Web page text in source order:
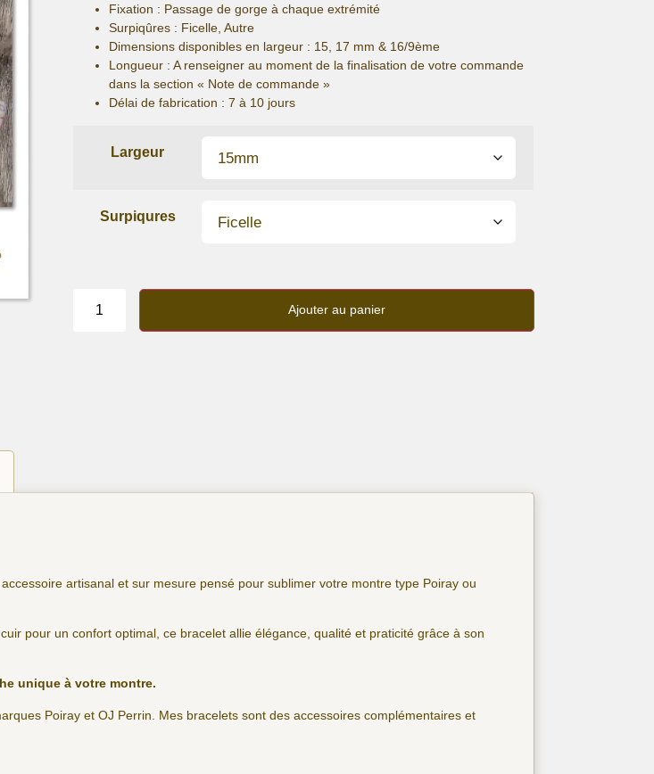
Fixation : Passage de gorge à chaque extrémité
Surpiqûres : Ficelle, Autre
Dimensions disponibles en largeur : 15, 17 mm & 16/9ème
Longueur : A renseigner au moment de la finalisation de votre commande
dans la section « Note de commande »
Délai de fabrication : 7 à 10 jours
Largeur
Surpiqures
Bracelet
Ajouter au panier
accessoire artisanal et sur mesure pensé pour sublimer votre montre type Poiray ou
pour un confort optimal, ce bracelet allie élégance, qualité et praticité grâce à son
unique à votre montre.
Poiray et OJ Perrin. Mes bracelets sont des accessoires complémentaires et